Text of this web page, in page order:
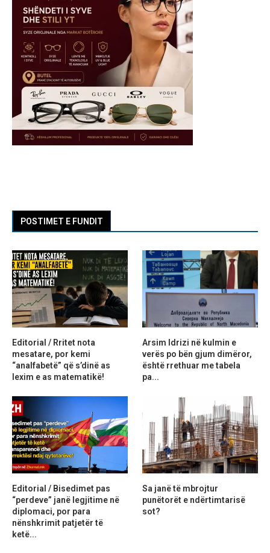
POSTIMET E FUNDIT
Editorial / Rritet nota
mesatare, por kemi
“analfabetë” që s’dinë as
lexim e as matematikë!
Arsim Idrizi në kulmin e
verës po bën gjum dimëror,
është rrethuar me tabela
pa...
Editorial / Bisedimet pas
“perdeve” janë legjitime në
diplomaci, por para
nënshkrimit patjetër të
ketë...
Sa janë të mbrojtur
punëtorët e ndërtimtarisë
sot?